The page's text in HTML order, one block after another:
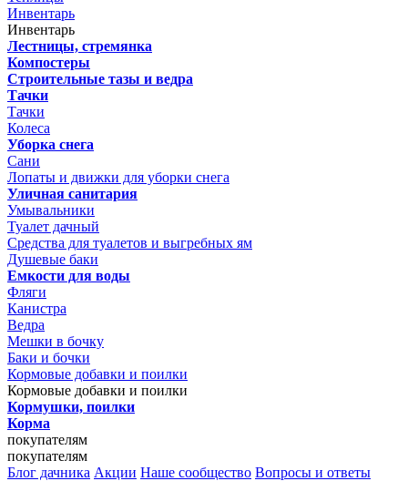
Инвентарь
Инвентарь
Лестницы, стремянка
Компостеры
Строительные тазы и ведра
Тачки
Тачки
Колеса
Уборка снега
Сани
Лопаты и движки для уборки снега
Уличная санитария
Умывальники
Туалет дачный
Средства для туалетов и выгребных ям
Душевые баки
Емкости для воды
Фляги
Канистра
Ведра
Мешки в бочку
Баки и бочки
Кормовые добавки и поилки
Кормовые добавки и поилки
Кормушки, поилки
Корма
покупателям
покупателям
Блог дачника Акции Наше сообщество Вопросы и ответы